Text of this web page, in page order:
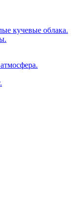
кучевые облака.